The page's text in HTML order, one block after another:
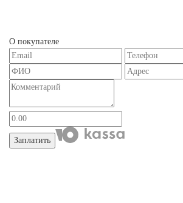
О покупателе
Заплатить